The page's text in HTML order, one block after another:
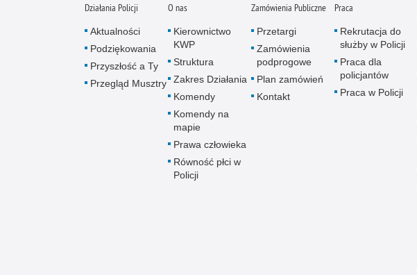
Działania Policji
Aktualności
Podziękowania
Przyszłość a Ty
Przegląd Musztry
O nas
Kierownictwo
KWP
Struktura
Zakres Działania
Komendy
Komendy na
mapie
Prawa człowieka
Równość płci w
Policji
Zamówienia Publiczne
Przetargi
Zamówienia
podprogowe
Plan zamówień
Kontakt
Praca
Rekrutacja do
służby w Policji
Praca dla
policjantów
Praca w Policji